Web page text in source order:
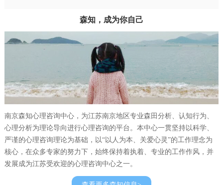
森知，成为你自己
南京森知心理咨询中心，为江苏南京地区专业森田分析、认知行为、
心理分析为理论导向进行心理咨询的平台。本中心一贯坚持以科学、
严谨的心理咨询理论为基础，以“以人为本、关爱心灵”的工作理念为
核心，在众多专家的努力下，始终保持着执着、专业的工作作风，并
发展成为江苏受欢迎的心理咨询中心之一。